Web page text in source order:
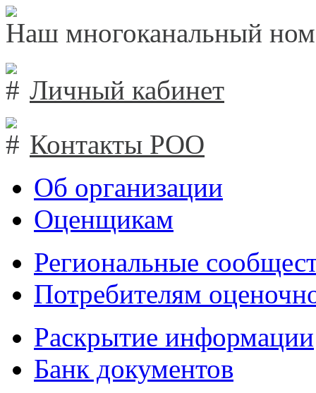
Наш многоканальный
Личный кабинет
Контакты РОО
Об организации
Оценщикам
Региональные
Потребителям
Раскрытие информации
Банк документов